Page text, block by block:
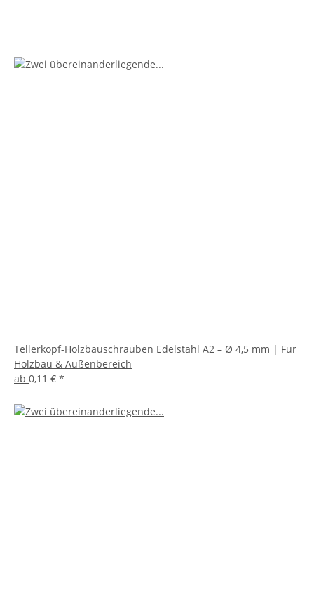
Tellerkopf-Holzbauschrauben Edelstahl A2 – Ø 4,5 mm | Für
Holzbau & Außenbereich
ab 0,11 € *